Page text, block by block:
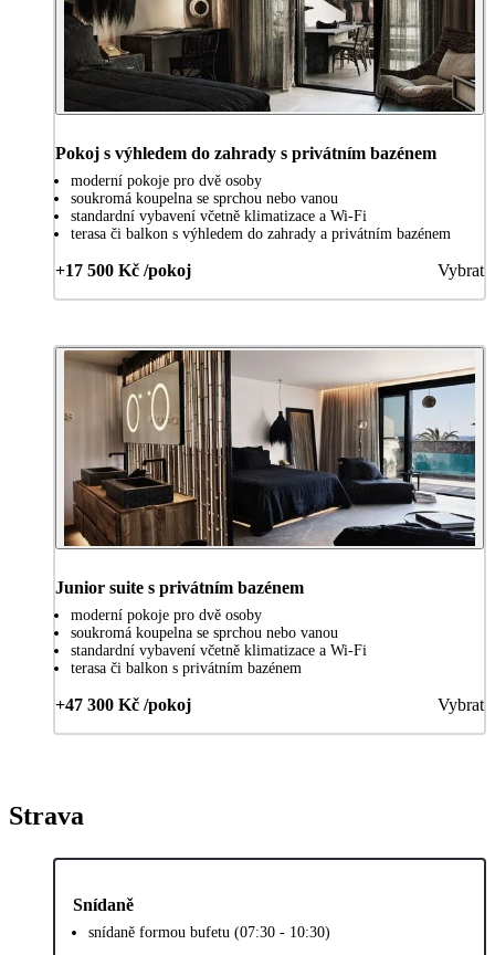
Pokoj s výhledem do zahrady s privátním bazénem
moderní pokoje pro dvě osoby
soukromá koupelna se sprchou nebo vanou
standardní vybavení včetně klimatizace a Wi-Fi
terasa či balkon s výhledem do zahrady a privátním bazénem
+17 500 Kč /pokoj Vybrat
Junior suite s privátním bazénem
moderní pokoje pro dvě osoby
soukromá koupelna se sprchou nebo vanou
standardní vybavení včetně klimatizace a Wi-Fi
terasa či balkon s privátním bazénem
+47 300 Kč /pokoj Vybrat
Strava
Snídaně
snídaně formou bufetu (07:30 - 10:30)